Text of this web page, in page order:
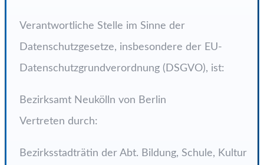
Verantwortliche Stelle im Sinne der
Datenschutzgesetze, insbesondere der EU-
Datenschutzgrundverordnung (DSGVO), ist:
Bezirksamt Neukölln von Berlin
Vertreten durch:
Bezirksstadträtin der Abt. Bildung, Schule, Kultur